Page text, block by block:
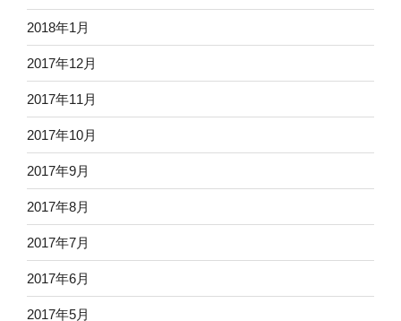
2018年1月
2017年12月
2017年11月
2017年10月
2017年9月
2017年8月
2017年7月
2017年6月
2017年5月